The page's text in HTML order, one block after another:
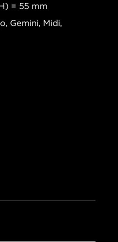
= 55 mm
Gemini, Midi,